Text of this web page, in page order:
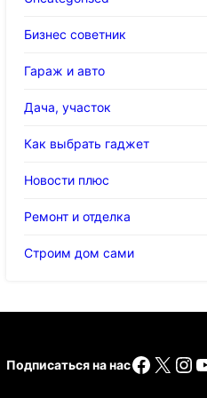
Бизнес советник
Гараж и авто
Дача, участок
Как выбрать гаджет
Новости плюс
Ремонт и отделка
Строим дом сами
Подписаться на нас X